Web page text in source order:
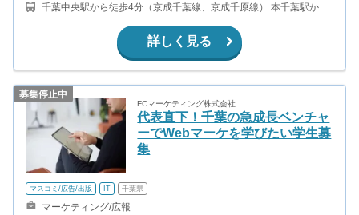
千葉中央駅から徒歩4分（京成千葉線、京成千原線） 本千葉駅から
詳しく見る
募集停止中
FCマーケティング株式会社
代表直下！千葉の急成長ベンチャ
ーでWebマーケを学びたい学生募
集
マスコミ/広告/出版 IT 千葉県
マーケティング/広報